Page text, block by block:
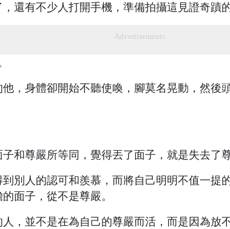
還有不少人打開手機，準備拍攝這見證奇蹟的
Advertisements
，身體卻開始不聽使喚，腳莫名晃動，然後
和尊嚴所等同，覺得丟了面子，就是失去了尊
別人的認可和羨慕，而將自己明明不值一提
面子，從不是尊嚴。
，並不是在為自己的尊嚴而活，而是因為放